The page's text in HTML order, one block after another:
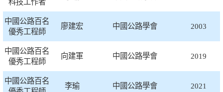
中國公路百名
優秀工程師
廖建宏 中國公路學會 2003
中國公路百名
優秀工程師
向建軍 中國公路學會 2019
中國公路百名
李瑜 中國公路學會 2021